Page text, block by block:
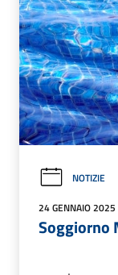
NOTIZIE
24 GENNAIO 2025
Soggiorno